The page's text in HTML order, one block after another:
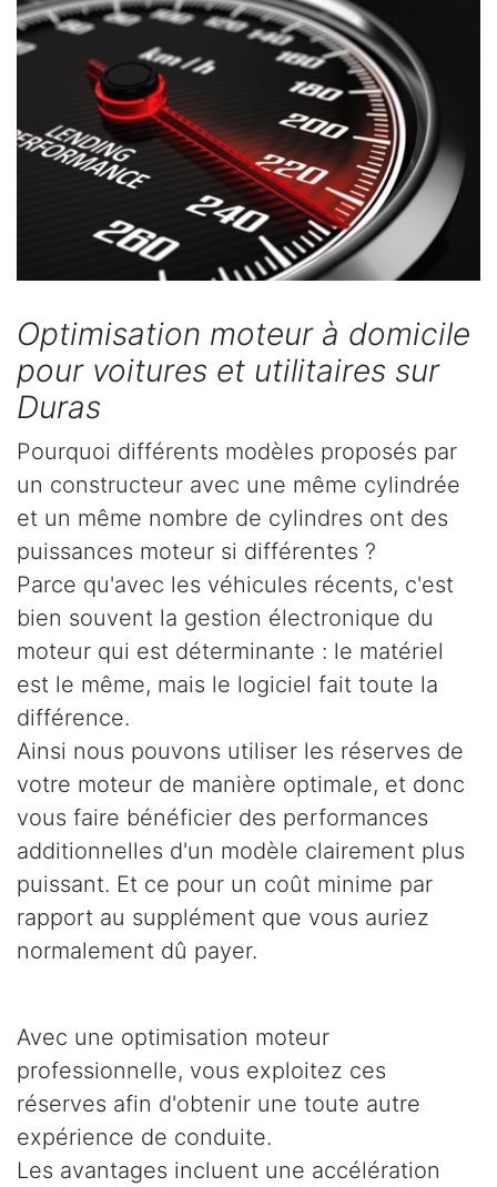
Optimisation moteur à domicile
pour voitures et utilitaires sur
Duras
Pourquoi différents modèles proposés par
un constructeur avec une même cylindrée
et un même nombre de cylindres ont des
puissances moteur si différentes ?
Parce qu'avec les véhicules récents, c'est
bien souvent la gestion électronique du
moteur qui est déterminante : le matériel
est le même, mais le logiciel fait toute la
différence.
Ainsi nous pouvons utiliser les réserves de
votre moteur de manière optimale, et donc
vous faire bénéficier des performances
additionnelles d'un modèle clairement plus
puissant. Et ce pour un coût minime par
rapport au supplément que vous auriez
normalement dû payer.
Avec une optimisation moteur
professionnelle, vous exploitez ces
réserves afin d'obtenir une toute autre
expérience de conduite.
Les avantages incluent une accélération